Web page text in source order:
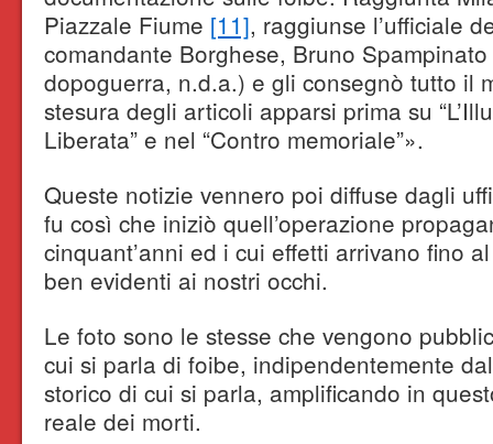
Piazzale Fiume [11], raggiunse l’ufficiale
comandante Borghese, Bruno
dopoguerra, n.d.a.) e gli consegnò tutto il
stesura degli articoli apparsi prima su
Liberata” e nel “Contro memoriale”».
Queste notizie vennero poi diffuse dagli
fu così che iniziò quell’operazione
cinquant’anni ed i cui effetti arrivano fino
ben evidenti ai nostri occhi.
Le foto sono le stesse che vengono
cui si parla di foibe, indipendentemente
storico di cui si parla, amplificando in
reale dei morti.